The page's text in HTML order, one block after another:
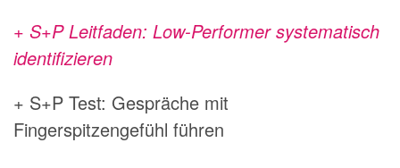
+ S+P Leitfaden: Low-Performer systematisch
identifizieren
+ S+P Test: Gespräche mit
Fingerspitzengefühl führen